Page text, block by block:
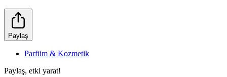
Paylaş
Parfüm & Kozmetik
Paylaş, etki yarat!